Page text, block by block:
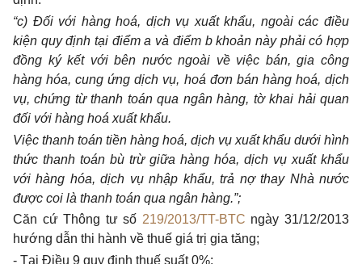
“c) Đối với hàng hoá, dịch vụ xuất khẩu, ngoài các điều
kiện quy định tại điểm a và điểm b khoản này phải có hợp
đồng ký kết với bên nước ngoài về việc bán, gia công
hàng hóa, cung ứng dịch vụ, hoá đơn bán hàng hoá, dịch
vụ, chứng từ thanh toán qua ngân hàng, tờ khai hải quan
đối với hàng hoá xuất khẩu.
Việc thanh toán tiền hàng hoá, dịch vụ xuất khẩu dưới hình
thức thanh toán bù trừ giữa hàng hóa, dịch vụ xuất khẩu
với hàng hóa, dịch vụ nhập khẩu, trả nợ thay Nhà nước
được coi là thanh toán qua ngân hàng.”;
Căn cứ Thông tư số 219/2013/TT-BTC ngày 31/12/2013
hướng dẫn thi hành về thuế giá trị gia tăng;
- Tại Điều 9 quy định thuế suất 0%: